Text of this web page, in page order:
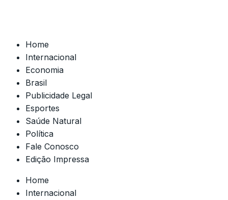
Home
Internacional
Economia
Brasil
Publicidade Legal
Esportes
Saúde Natural
Política
Fale Conosco
Edição Impressa
Home
Internacional